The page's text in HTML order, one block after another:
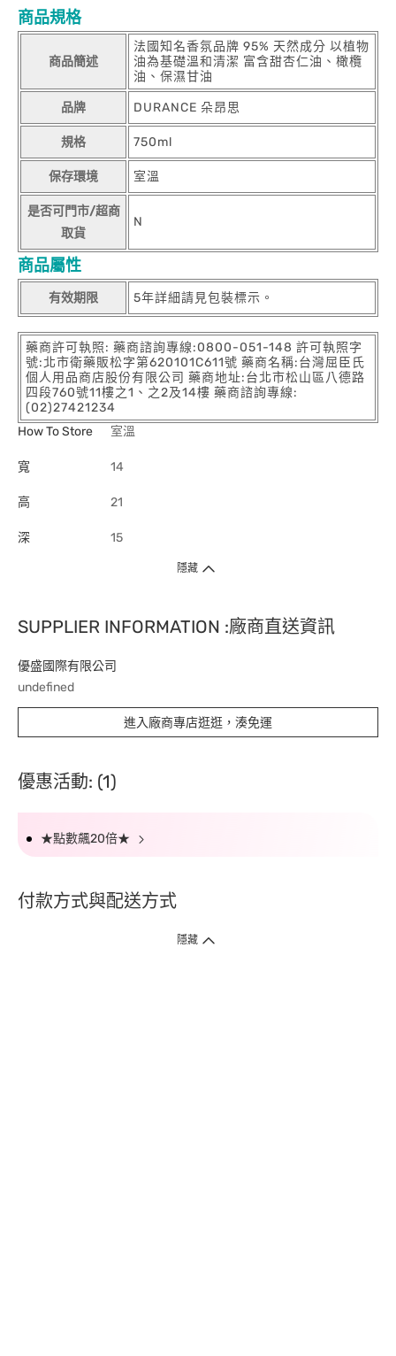
商品規格
商品簡述
法國知名香氛品牌 95% 天然成分 以植物
油為基礎溫和清潔 富含甜杏仁油、橄欖
油、保濕甘油
品牌 DURANCE 朵昂思
規格 750ml
保存環境 室溫
是否可門市/超商
取貨
N
商品屬性
有效期限 5年詳細請見包裝標示。
藥商許可執照: 藥商諮詢專線:0800-051-148 許可執照字
號:北市衛藥販松字第620101C611號 藥商名稱:台灣屈臣氏
個人用品商店股份有限公司 藥商地址:台北市松山區八德路
四段760號11樓之1、之2及14樓 藥商諮詢專線:
(02)27421234
How To Store
室溫
寬 14
高 21
深 15
隱藏
SUPPLIER INFORMATION :廠商直送資訊
優盛國際有限公司
undefined
進入廠商專店逛逛，湊免運
優惠活動: (1)
★點數飆20倍★
付款方式與配送方式
隱藏